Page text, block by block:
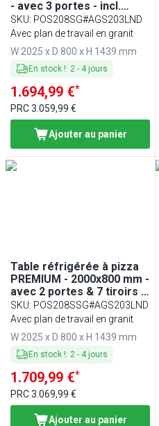
- avec 3 portes - incl.
vitrine réfrigérée LED - 10
x GN 1/4
SKU: POS208SG#AGS203LND
Avec plan de travail en granit
W 2025 x D 800 x H 1439 mm
En stock !: 2- 4 jours
1.694,99 €*
PRC3.059,99 €
Ajouter au panier
Table réfrigérée à pizza
PREMIUM - 2000x800 mm -
avec 2 portes & 7 tiroirs -
incl. vitrine réfrigérée
LED - 10x GN 1/4
SKU: POS208SSG#AGS203LND
Avec plan de travail en granit
W 2025 x D 800 x H 1439 mm
En stock !: 2 - 4 jours
1.709,99 €*
PRC3.069,99 €
Ajouter au panier